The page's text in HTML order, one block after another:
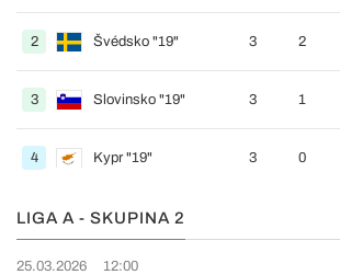
2 Švédsko "19" 3 2
3 Slovinsko "19" 3 1
4 Kypr "19" 3 0
LIGA A - SKUPINA 2
25.03.2026 12:00